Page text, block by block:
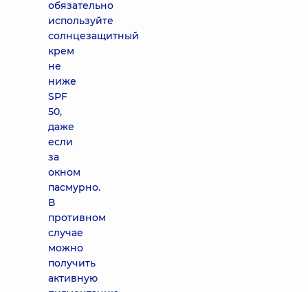
обязательно
используйте
солнцезащитный
крем
не
ниже
SPF
50,
даже
если
за
окном
пасмурно.
В
противном
случае
можно
получить
активную